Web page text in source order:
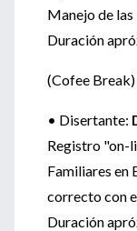
Manejo de
Duración
(Cofee Break)
• Disertante:
Registro "on-
Familiares en
correcto con
Duración